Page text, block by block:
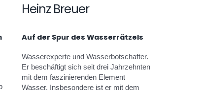
Heinz Breuer
Auf der Spur des Wasserrätzels
Wasserexperte und Wasserbotschafter.
Er beschäftigt sich seit drei Jahrzehnten
mit dem faszinierenden Element
Wasser. Insbesondere ist er mit dem